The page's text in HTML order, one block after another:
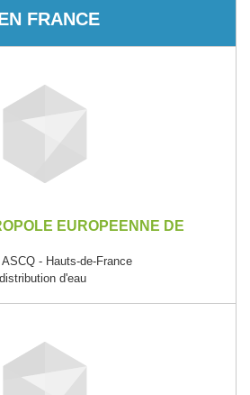
FRANCE
EUROPEENNE DE
- Hauts-de-France
d'eau